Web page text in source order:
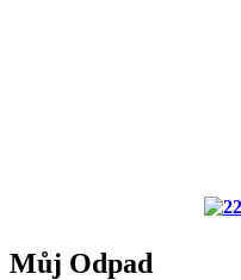
Můj Odpad